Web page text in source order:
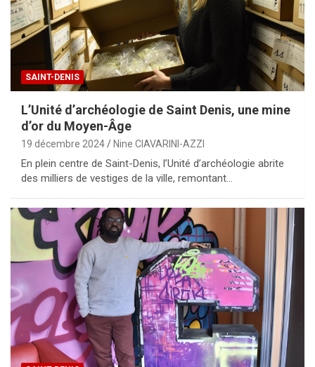
SAINT-DENIS
L’Unité d’archéologie de Saint Denis, une mine
d’or du Moyen-Âge
19 décembre 2024 Nine CIAVARINI-AZZI
En plein centre de Saint-Denis, l’Unité d’archéologie abrite
des milliers de vestiges de la ville, remontant…